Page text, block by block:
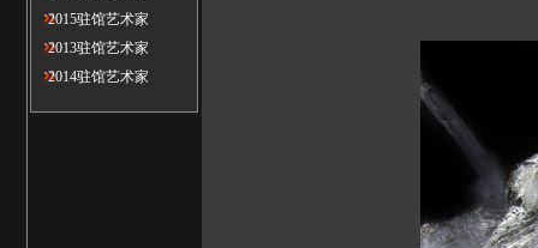
2015驻馆艺术家
2013驻馆艺术家
2014驻馆艺术家